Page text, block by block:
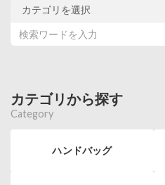
カテゴリから探す
Category
ハンドバッグ